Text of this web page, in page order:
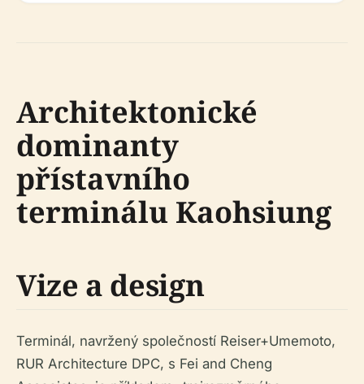
Architektonické
dominanty
přístavního
terminálu Kaohsiung
Vize a design
Terminál, navržený společností Reiser+Umemoto,
RUR Architecture DPC, s Fei and Cheng